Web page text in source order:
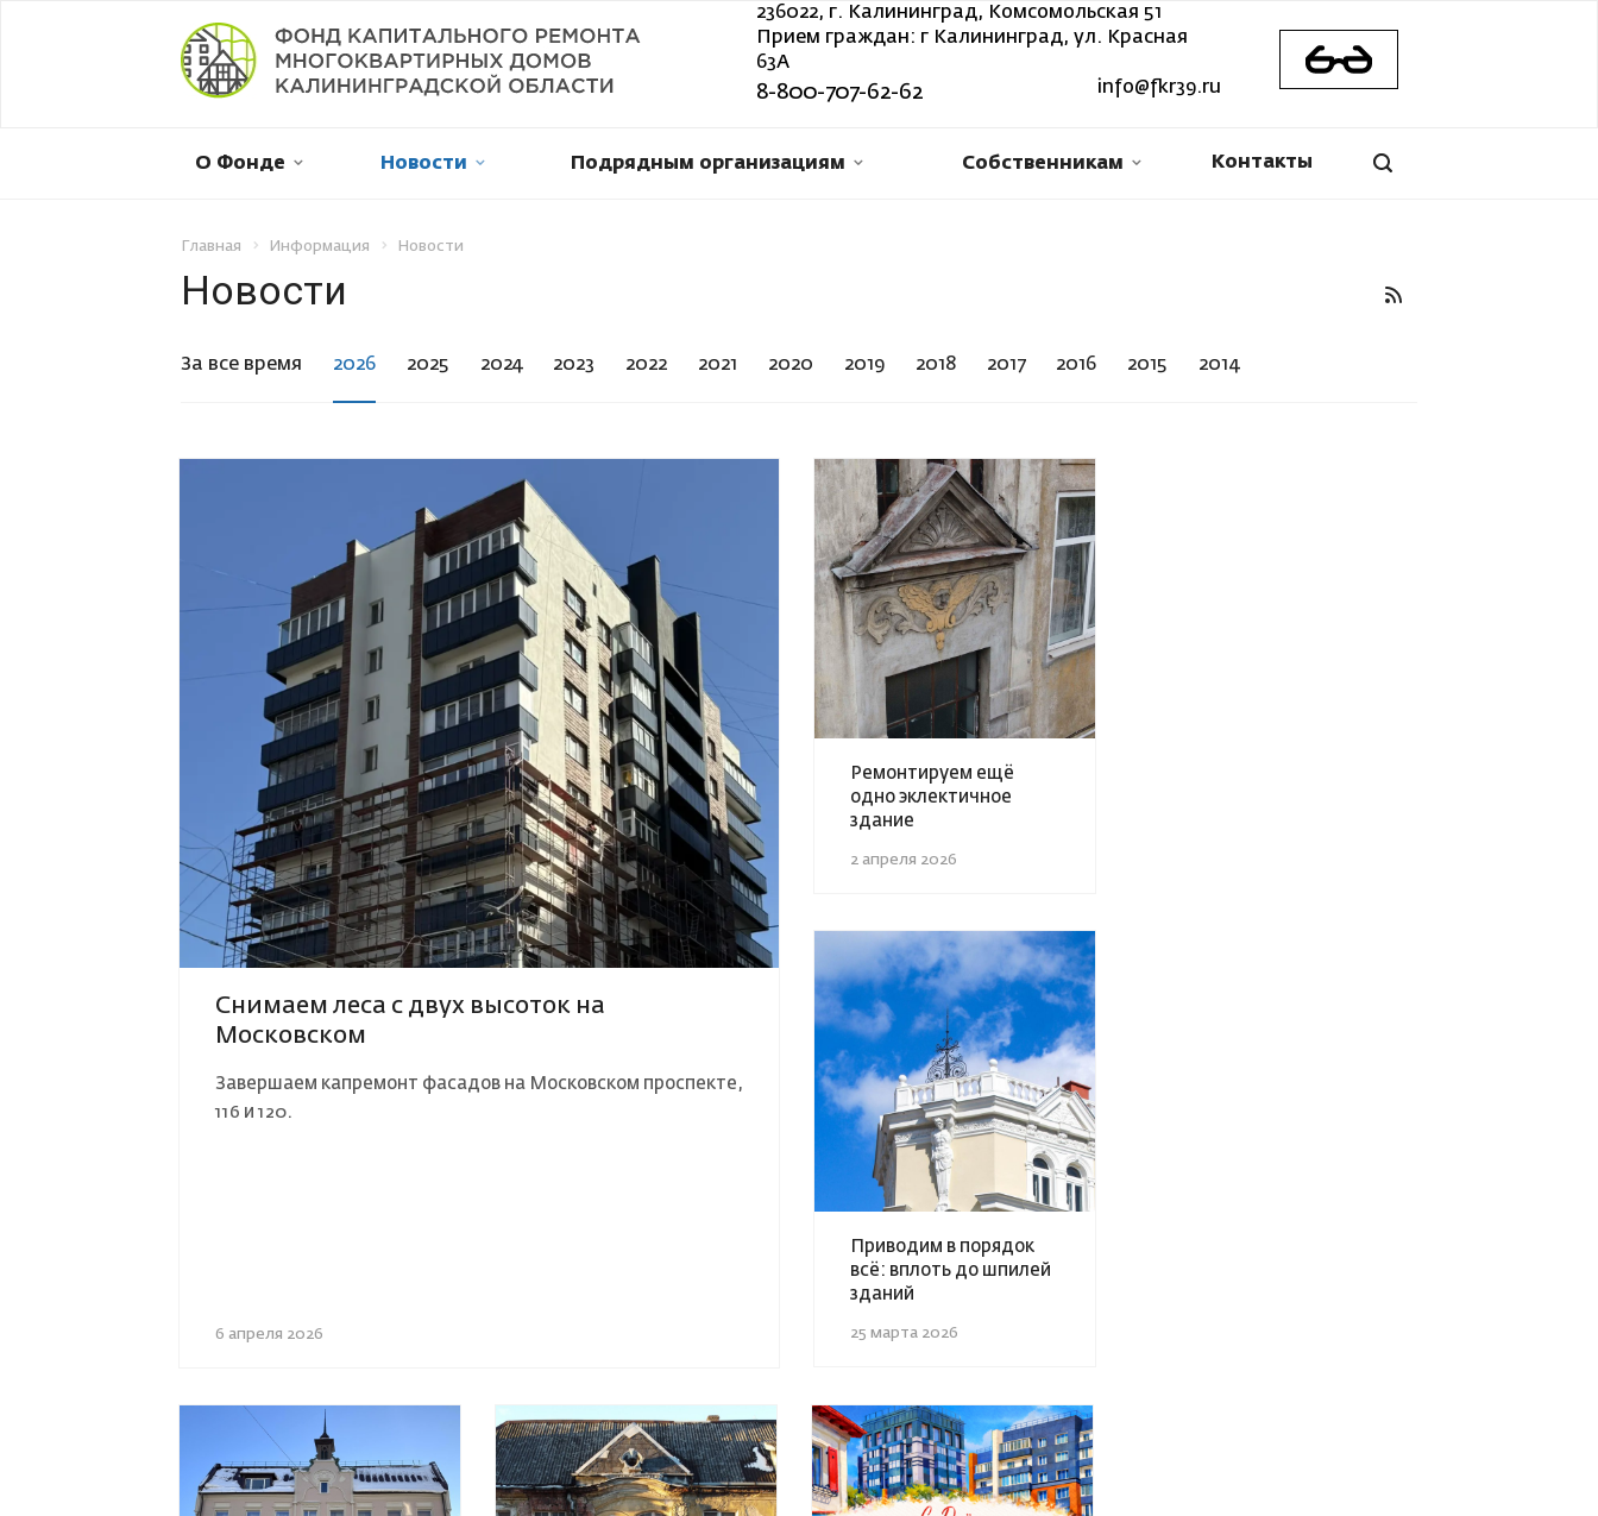
236022, г. Калининград, Комсомольская 51
Прием граждан: г Калининград, ул. Красная
63А
8-800-707-62-62 info@fkr39.ru
О Фонде Новости Подрядным организациям Собственникам Контакты
Главная Информация Новости
Новости
За все время 2026 2025 2024 2023 2022 2021 2020 2019 2018 2017 2016 2015 2014
Снимаем леса с двух высоток на
Московском
Завершаем капремонт фасадов на Московском проспекте,
116 и 120.
6 апреля 2026
Ремонтируем ещё
одно эклектичное
здание
2 апреля 2026
Приводим в порядок
всё: вплоть до шпилей
зданий
25 марта 2026